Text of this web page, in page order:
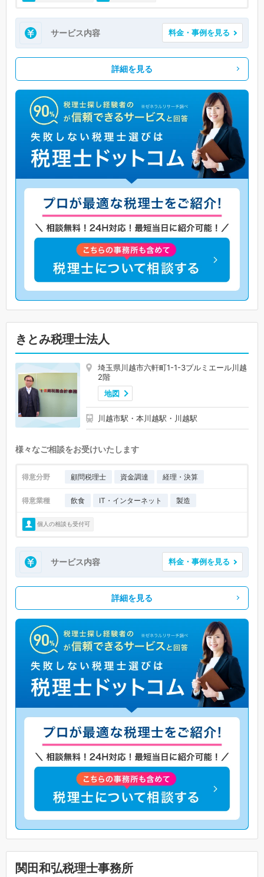
サービス内容 料金・事例を見る
詳細を見る
きとみ税理士法人
埼玉県川越市六軒町1-1-3プルミエール川越
2階
地図
川越市駅・本川越駅・川越駅
様々なご相談をお受けいたします
得意分野 顧問税理士 資金調達 経理・決算
得意業種 飲食 IT・インターネット 製造
個人の相談も受付可
サービス内容 料金・事例を見る
詳細を見る
関田和弘税理士事務所